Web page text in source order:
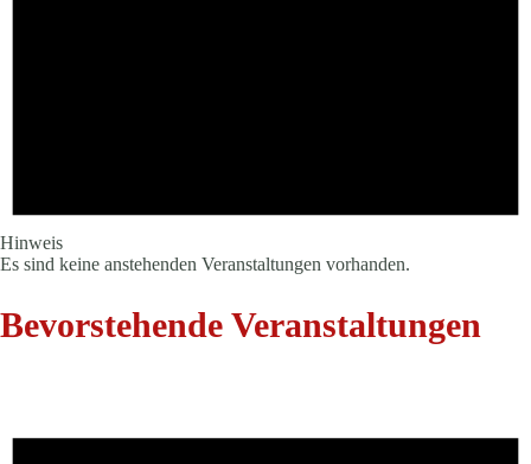
Hinweis
Es sind keine anstehenden Veranstaltungen vorhanden.
Bevorstehende Veranstaltungen